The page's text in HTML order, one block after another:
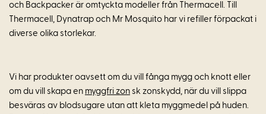
och Backpacker är omtyckta modeller från Thermacell. Till
Thermacell, Dynatrap och Mr Mosquito har vi refiller förpackat i
diverse olika storlekar.
Vi har produkter oavsett om du vill fånga mygg och knott eller
om du vill skapa en myggfri zon sk zonskydd, när du vill slippa
besväras av blodsugare utan att kleta myggmedel på huden.